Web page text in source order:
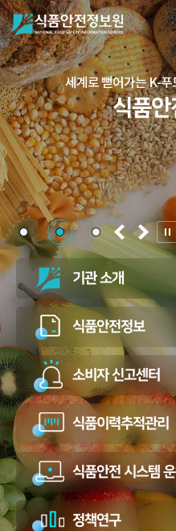
건강하고 안전한
든든하게 지키
식품안
세계로 뻗어가는 K-푸
식품안
디지털 혁신으로 여는
식품안
기관 소개
식품안전정보
소비자 신고센터
식품이력추적관리
식품안전 시스템
정책연구